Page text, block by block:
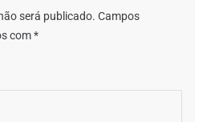
será publicado. Campos
com*